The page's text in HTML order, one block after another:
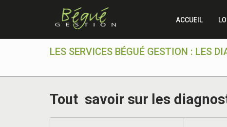
ACCUEIL
LES SERVICES BÉGUÉ GESTION : LES
Tout savoir sur les